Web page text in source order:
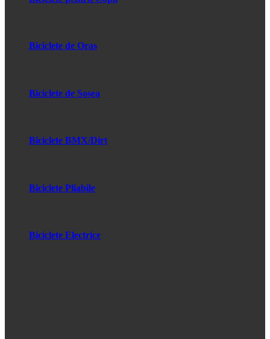
Biciclete de Oras
Biciclete de Sosea
Biciclete BMX/Dirt
Biciclete Pliabile
Biciclete Electrice